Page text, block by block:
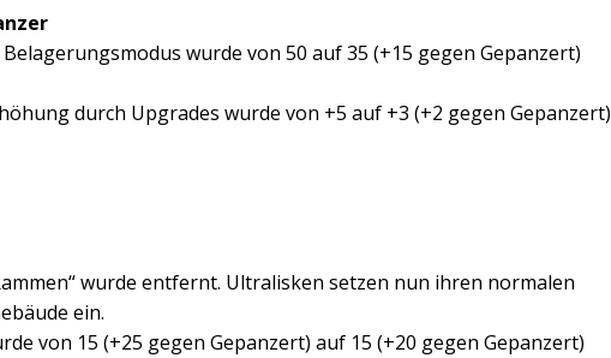
Belagerungsmodus wurde von 50 auf 35 (+15 gegen Gepanzert)
durch Upgrades wurde von +5 auf +3 (+2 gegen Gepanzert)
wurde entfernt. Ultralisken setzen nun ihren normalen
ein.
von 15 (+25 gegen Gepanzert) auf 15 (+20 gegen Gepanzert)